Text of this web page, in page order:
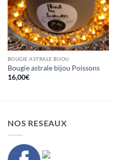
BOUGIE ASTRALE BIJOU
Bougie astrale bijou Poissons
16,00€
NOS RESEAUX